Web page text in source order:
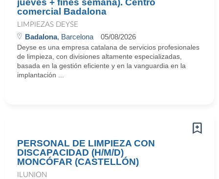
jueves + fines semana). Centro
comercial Badalona
LIMPIEZAS DEYSE
Badalona, Barcelona 05/08/2026
Deyse es una empresa catalana de servicios profesionales
de limpieza, con divisiones altamente especializadas,
basada en la gestión eficiente y en la vanguardia en la
implantación ...
PERSONAL DE LIMPIEZA CON
DISCAPACIDAD (H/M/D)
MONCÓFAR (CASTELLÓN)
ILUNION